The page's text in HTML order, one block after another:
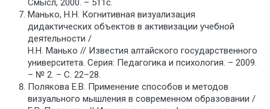
Смысл, 2000. – 511с.
Манько, Н.Н. Когнитивная визуализация
дидактических объектов в активизации учебной
деятельности /
Н.Н. Манько // Известия алтайского государственного
университета. Серия: Педагогика и психология. – 2009.
– № 2. – С. 22–28.
Полякова Е.В. Применение способов и методов
визуального мышления в современном образовании /